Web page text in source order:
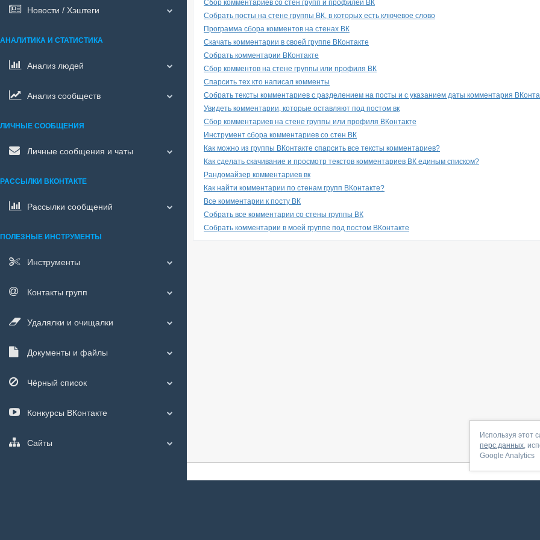
Сбор комментариев со стен групп и профилей ВК
Собрать посты на стене группы ВК, в которых есть ключевое слово
Программа сбора комментов на стенах ВК
Скачать комментарии в своей группе ВКонтакте
Собрать комментарии ВКонтакте
Сбор комментов на стене группы или профиля ВК
Спарсить тех кто написал комменты
Собрать тексты комментариев с разделением на посты и с указанием даты комментария
Увидеть комментарии, которые оставляют под постом вк
Сбор комментариев на стене группы или профиля ВКонтакте
Инструмент сбора комментариев со стен ВК
Как можно из группы ВКонтакте спарсить все тексты комментариев?
Как сделать скачивание и просмотр текстов комментариев ВК единым списком?
Рандомайзер комментариев вк
Как найти комментарии по стенам групп ВКонтакте?
Все комментарии к посту ВК
Собрать все комментарии со стены группы ВК
Собрать комментарии в моей группе под постом ВКонтакте
Новости / Хэштеги
АНАЛИТИКА И СТАТИСТИКА
Анализ людей
Анализ сообществ
ЛИЧНЫЕ СООБЩЕНИЯ
Личные сообщения и чаты
РАССЫЛКИ ВКОНТАКТЕ
Рассылки сообщений
ПОЛЕЗНЫЕ ИНСТРУМЕНТЫ
Инструменты
Контакты групп
Удалялки и очищалки
Документы и файлы
Чёрный список
Конкурсы ВКонтакте
Сайты
Используя этот
перс.данных,
Google Analytics